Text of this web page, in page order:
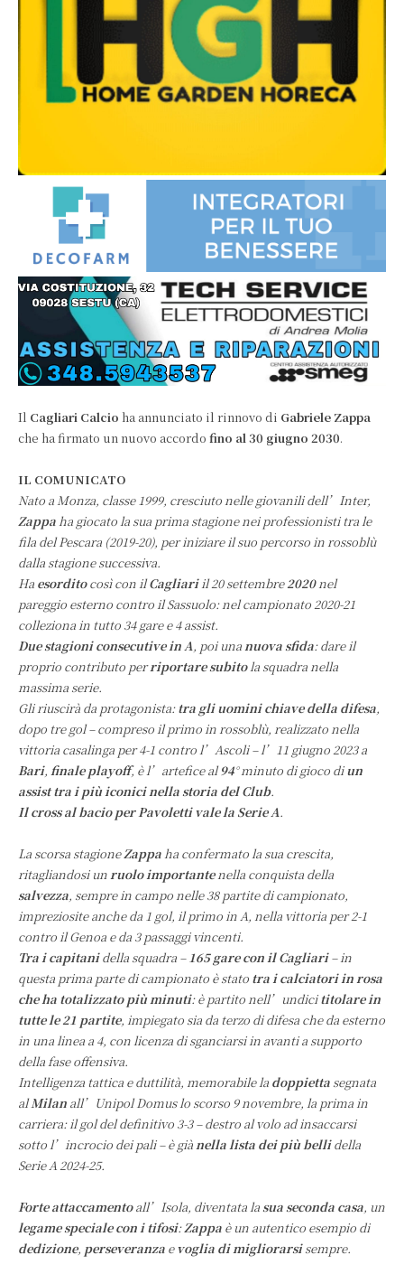
Il Cagliari Calcio ha annunciato il rinnovo di Gabriele Zappa
che ha firmato un nuovo accordo fino al 30 giugno 2030.
IL COMUNICATO
Nato a Monza, classe 1999, cresciuto nelle giovanili dell’Inter,
Zappaha giocato la sua prima stagione nei professionisti tra le
fila del Pescara (2019-20), per iniziare il suo percorso in rossoblù
dalla stagione successiva.
Ha esorditocosì con ilCagliariil 20 settembre2020nel
pareggio esterno contro il Sassuolo: nel campionato 2020-21
colleziona in tutto 34 gare e 4 assist.
Due stagioni consecutive in A, poi unanuova sfida: dare il
proprio contributo perriportare subitola squadra nella
massima serie.
Gli riuscirà da protagonista:tra gli uomini chiave della difesa,
dopo tre gol – compreso il primo in rossoblù, realizzato nella
vittoria casalinga per 4-1 contro l’Ascoli – l’11 giugno 2023 a
Bari, finale playoff, è l’artefice al94° minuto di gioco diun
assist tra i più iconici nella storia del Club.
Il cross al bacio per Pavoletti vale la Serie A.
La scorsa stagioneZappaha confermato la sua crescita,
ritagliandosi unruolo importantenella conquista della
salvezza, sempre in campo nelle 38 partite di campionato,
impreziosite anche da 1 gol, il primo in A, nella vittoria per 2-1
contro il Genoa e da 3 passaggi vincenti.
Tra i capitanidella squadra –165 gare con il Cagliari– in
questa prima parte di campionato è stato tra i calciatori in rosa
che ha totalizzato più minuti: è partito nell’undicititolare in
tutte le 21 partite, impiegato sia da terzo di difesa che da esterno
in una linea a 4, con licenza di sganciarsi in avanti a supporto
della fase offensiva.
Intelligenza tattica e duttilità, memorabile la doppietta segnata
alMilan all’Unipol Domus lo scorso 9 novembre, la prima in
carriera: il gol del definitivo 3-3 – destro al volo ad insaccarsi
sotto l’incrocio dei pali – è giànella lista dei più bellidella
Serie A 2024-25.
Forte attaccamentoall’Isola, diventata lasua seconda casa, un
legame speciale con i tifosi:Zappa è un autentico esempio di
dedizione, perseveranza evoglia di migliorarsisempre.